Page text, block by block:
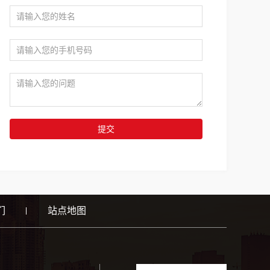
提交
站点地图